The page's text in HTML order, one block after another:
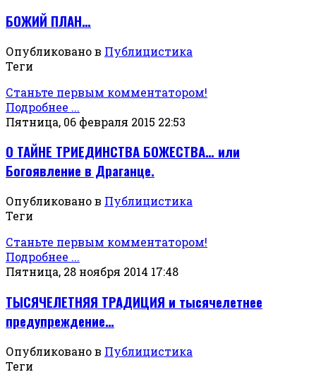
БОЖИЙ ПЛАН…
Опубликовано в Публицистика
Теги
Станьте первым комментатором!
Подробнее ...
Пятница, 06 февраля 2015 22:53
О ТАЙНЕ ТРИЕДИНСТВА БОЖЕСТВА… или
Богоявление в Драганце.
Опубликовано в Публицистика
Теги
Станьте первым комментатором!
Подробнее ...
Пятница, 28 ноября 2014 17:48
ТЫСЯЧЕЛЕТНЯЯ ТРАДИЦИЯ и тысячелетнее
предупреждение…
Опубликовано в Публицистика
Теги